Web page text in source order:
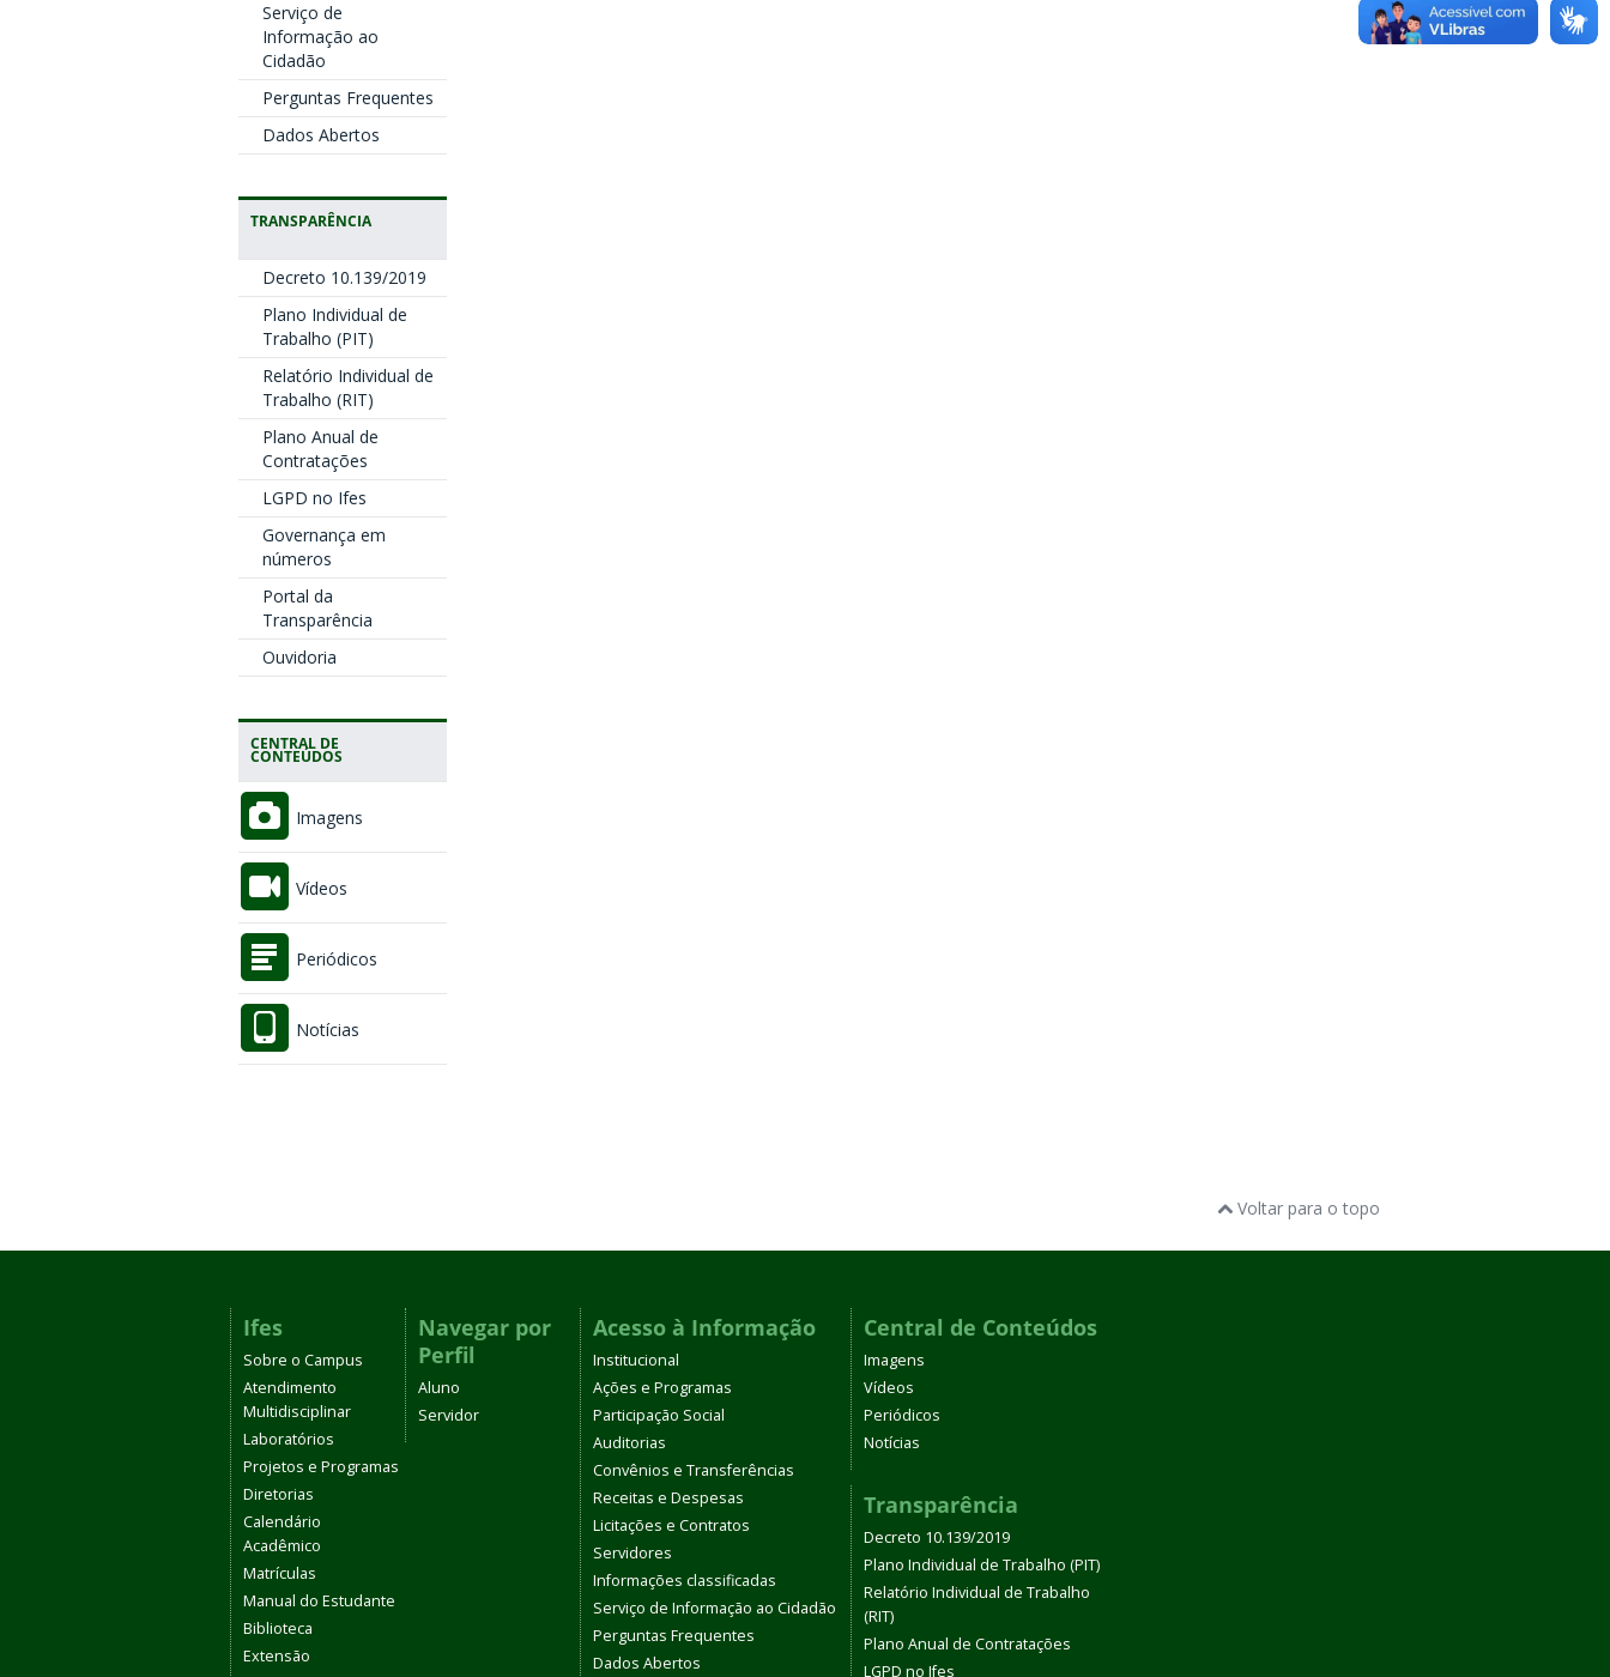
Serviço de
Informação ao
Cidadão
Perguntas Frequentes
Dados Abertos
TRANSPARÊNCIA
Decreto 10.139/2019
Plano Individual de
Trabalho (PIT)
Relatório Individual de
Trabalho (RIT)
Plano Anual de
Contratações
LGPD no Ifes
Governança em
números
Portal da
Transparência
Ouvidoria
CENTRAL DE
CONTEÚDOS
Imagens
Vídeos
Periódicos
Notícias
Voltar para o topo
Ifes
Sobre o Campus
Atendimento
Multidisciplinar
Laboratórios
Projetos e Programas
Diretorias
Calendário
Acadêmico
Matrículas
Manual do Estudante
Biblioteca
Extensão
Navegar por
Perfil
Aluno
Servidor
Acesso à Informação
Institucional
Ações e Programas
Participação Social
Auditorias
Convênios e Transferências
Receitas e Despesas
Licitações e Contratos
Servidores
Informações classificadas
Serviço de Informação ao Cidadão
Perguntas Frequentes
Dados Abertos
Central de Conteúdos
Imagens
Vídeos
Periódicos
Notícias
Transparência
Decreto 10.139/2019
Plano Individual de Trabalho (PIT)
Relatório Individual de Trabalho
(RIT)
Plano Anual de Contratações
LGPD no Ifes